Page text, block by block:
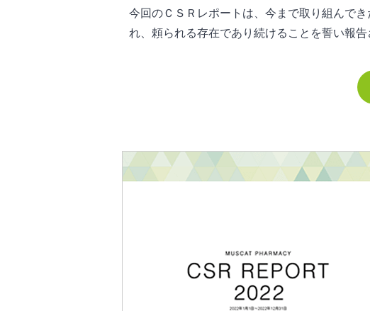
今回のＣＳＲレポートは、今まで取り組んで
れ、頼られる存在であり続けることを誓い報告